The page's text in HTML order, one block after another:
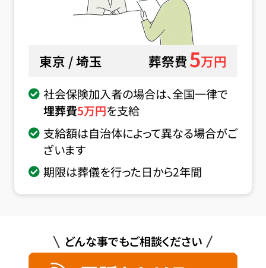
東京 / 埼玉 葬祭費5万円
社会保険加入者の場合は、全国一律で
埋葬費5万円を支給
支給額は自治体によって異なる場合がご
ざいます
期限は葬儀を行った日から2年間
どんな事でもご相談ください